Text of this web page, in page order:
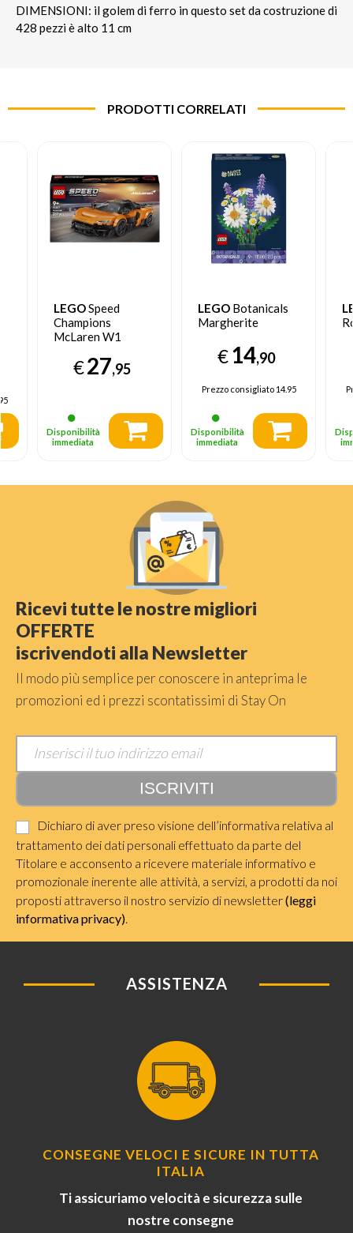
DIMENSIONI: il golem di ferro in questo set da costruzione di
428 pezzi è alto 11 cm
PRODOTTI CORRELATI
LEGOSpeed
Champions
McLaren W1
€27,95
Disponibilità
immediata
LEGO Botanicals
Margherite
€14,90
Prezzo consigliato14.95
Disponibilità
immediata
Ricevi tutte le nostre migliori
OFFERTE
iscrivendoti alla Newsletter
Il modo più semplice per conoscere in anteprima le
promozioni ed i prezzi scontatissimi di Stay On
Dichiaro di aver preso visione dell’informativa relativa al
trattamento dei dati personali effettuato da parte del
Titolare e acconsento a ricevere materiale informativo e
promozionale inerente alle attività, a servizi, a prodotti da noi
proposti attraverso il nostro servizio di newsletter(leggi
informativa privacy)
ASSISTENZA
CONSEGNE VELOCI E SICURE IN TUTTA
ITALIA
Ti assicuriamo velocità e sicurezza sulle
nostre consegne